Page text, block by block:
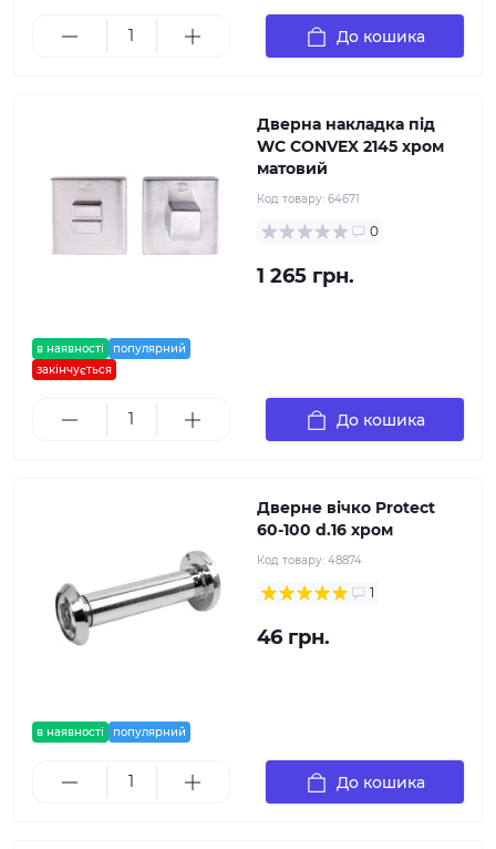
До кошика
в наявності
популярний
закінчується
Дверна накладка під
WC CONVEX 2145 хром
матовий
Код товару: 64671
0
1 265 грн.
До кошика
в наявності популярний
Дверне вічко Protect
60-100 d.16 хром
Код товару: 48874
1
46 грн.
До кошика